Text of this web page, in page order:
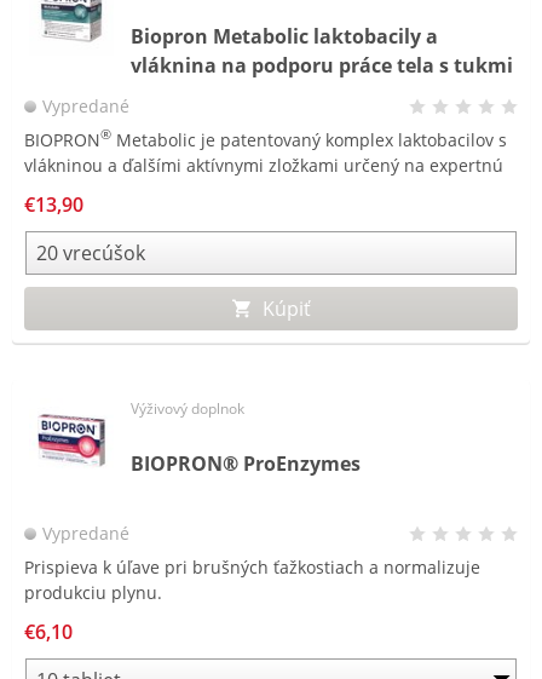
Biopron Metabolic laktobacily a
vláknina na podporu práce tela s tukmi
Vypredané
BIOPRON® Metabolic je patentovaný komplex laktobacilov s
vlákninou a ďalšími aktívnymi zložkami určený na expertnú
tukmi a cukrami.
€13,90
Kúpiť
Výživový doplnok
BIOPRON® ProEnzymes
Vypredané
Prispieva k úľave pri brušných ťažkostiach a normalizuje
produkciu plynu.
€6,10